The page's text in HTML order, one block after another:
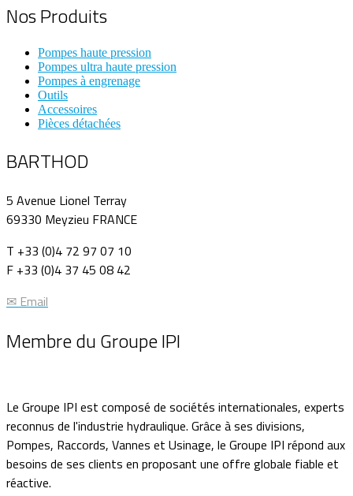
Nos Produits
Pompes haute pression
Pompes ultra haute pression
Pompes à engrenage
Outils
Accessoires
Pièces détachées
BARTHOD
5 Avenue Lionel Terray
69330 Meyzieu FRANCE
T +33 (0)4 72 97 07 10
F +33 (0)4 37 45 08 42
✉ Email
Membre du Groupe IPI
Le Groupe IPI est composé de sociétés internationales, experts
reconnus de l'industrie hydraulique. Grâce à ses divisions,
Pompes, Raccords, Vannes et Usinage, le Groupe IPI répond aux
besoins de ses clients en proposant une offre globale fiable et
réactive.